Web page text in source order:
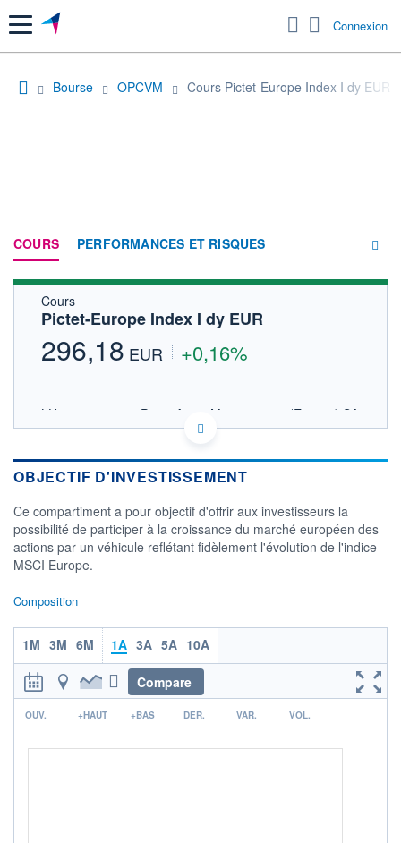
Menu Connexion
Bourse OPCVM Cours Pictet-Europe Index I dy EUR
COURS PERFORMANCES ET RISQUES
FORUM
Cours
Pictet-Europe Index I dy EUR
296,18 EUR +0,16%
LU0953041174 - Pictet Asset Management (Europe) SA
OPCVM DERNIER COURS CONNU AU 06/08/2026
260
CATÉGORIE MORNINGSTAR
Actions Europe Gdes Cap.
Mixte
FONDS PARTENAIRES
TARIFS PRIVILÉGIÉS 0%
ÉLIGIBILITÉ
PEA PEA-PME BOURSOVIE LUX
BOURSOVIE
OBJECTIF D'INVESTISSEMENT
Ce compartiment a pour objectif d'offrir aux investisseurs la
possibilité de participer à la croissance du marché européen des
actions par un véhicule reflétant fidèlement l'évolution de l'indice
MSCI Europe.
Composition
1M 3M 6M 1A 3A 5A 10A
Compare
r
OUV. +HAUT +BAS DER. VAR. VOL.